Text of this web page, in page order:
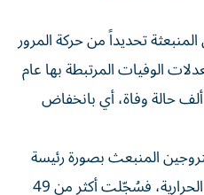
تحديداً من حركة المرور
الوفيات المرتبطة بها عام
2020 انخفاضاً مع تسجيل 24 ألف حالة وفاة، أي بانخفاض
المنبعث بصورة رئيسة
من المركبات ومحطات الطاقة الحرارية، فسُجّلت أكثر من 49